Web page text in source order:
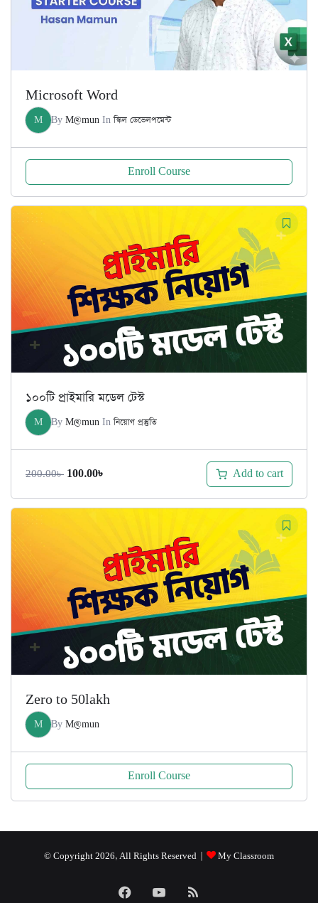
Microsoft Word
M By M@mun Inস্কিল ডেভেলপমেন্ট
Enroll Course
১০০টি প্রাইমারি মডেল টেস্ট
M By M@mun Inনিয়োগ প্রস্তুতি
200.00৳ Original
was:
100.00৳
is:
Add to cart
Zero to 50lakh
M By M@mun
Enroll Course
© Copyright 2026, All Rights Reserved | My Classroom
FacebookYouTubeRSS